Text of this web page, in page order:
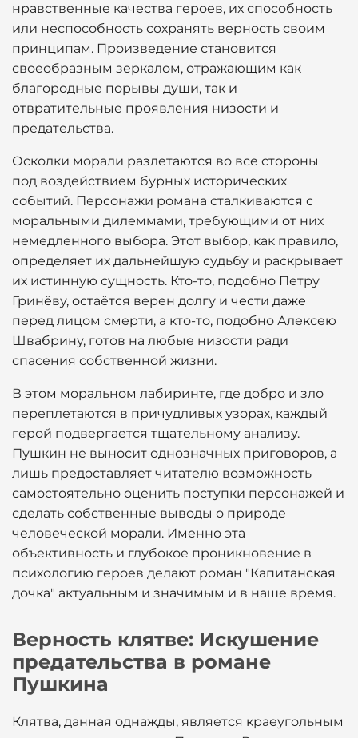
нравственные качества героев, их способность
или неспособность сохранять верность своим
принципам. Произведение становится
своеобразным зеркалом, отражающим как
благородные порывы души, так и
отвратительные проявления низости и
предательства.
Осколки морали разлетаются во все стороны
под воздействием бурных исторических
событий. Персонажи романа сталкиваются с
моральными дилеммами, требующими от них
немедленного выбора. Этот выбор, как правило,
определяет их дальнейшую судьбу и раскрывает
их истинную сущность. Кто-то, подобно Петру
Гринёву, остаётся верен долгу и чести даже
перед лицом смерти, а кто-то, подобно Алексею
Швабрину, готов на любые низости ради
спасения собственной жизни.
В этом моральном лабиринте, где добро и зло
переплетаются в причудливых узорах, каждый
герой подвергается тщательному анализу.
Пушкин не выносит однозначных приговоров, а
лишь предоставляет читателю возможность
самостоятельно оценить поступки персонажей и
сделать собственные выводы о природе
человеческой морали. Именно эта
объективность и глубокое проникновение в
психологию героев делают роман "Капитанская
дочка" актуальным и значимым и в наше время.
Верность клятве: Искушение
предательства в романе
Пушкина
Клятва, данная однажды, является краеугольным